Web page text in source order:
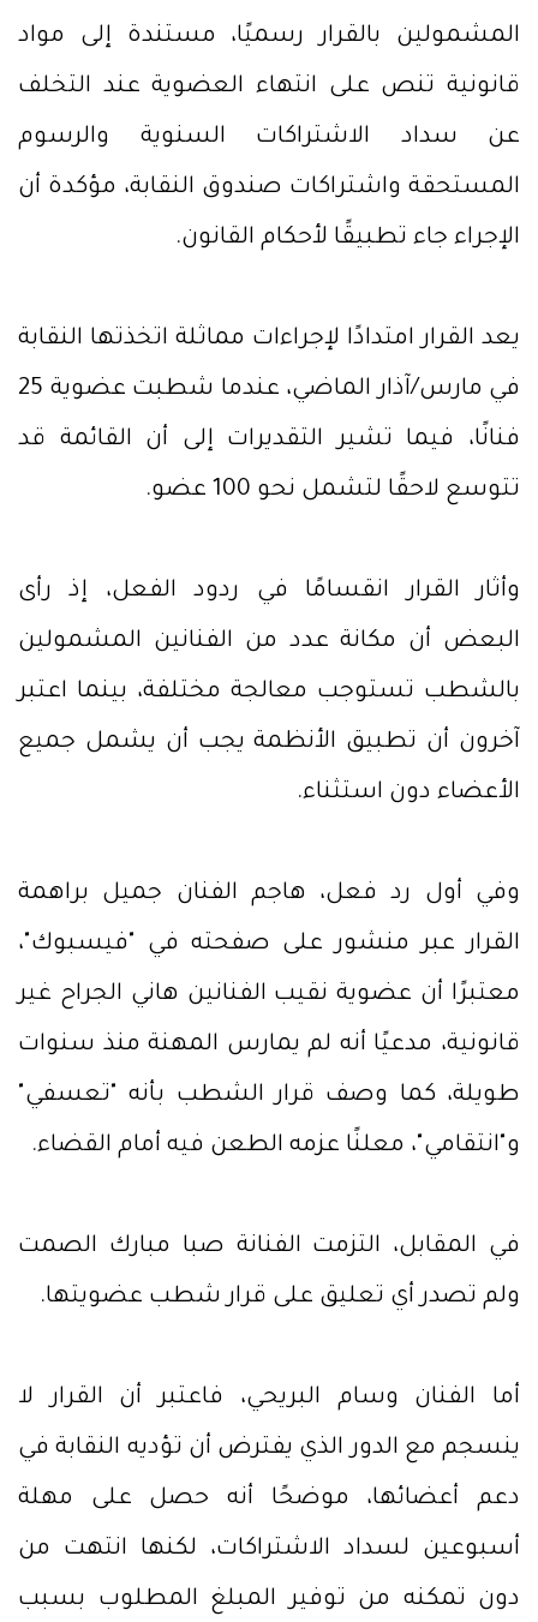
المشمولين بالقرار رسميًا، مستندة إلى مواد
قانونية تنص على انتهاء العضوية عند التخلف
عن سداد الاشتراكات السنوية والرسوم
المستحقة واشتراكات صندوق النقابة، مؤكدة أن
الإجراء جاء تطبيقًا لأحكام القانون.
يعد القرار امتدادًا لإجراءات مماثلة اتخذتها النقابة
في مارس/آذار الماضي، عندما شطبت عضوية 25
فنانًا، فيما تشير التقديرات إلى أن القائمة قد
تتوسع لاحقًا لتشمل نحو 100 عضو.
وأثار القرار انقسامًا في ردود الفعل، إذ رأى
البعض أن مكانة عدد من الفنانين المشمولين
بالشطب تستوجب معالجة مختلفة، بينما اعتبر
آخرون أن تطبيق الأنظمة يجب أن يشمل جميع
الأعضاء دون استثناء.
وفي أول رد فعل، هاجم الفنان جميل براهمة
القرار عبر منشور على صفحته في "فيسبوك"،
معتبرًا أن عضوية نقيب الفنانين هاني الجراح غير
قانونية، مدعيًا أنه لم يمارس المهنة منذ سنوات
طويلة، كما وصف قرار الشطب بأنه "تعسفي"
و"انتقامي"، معلنًا عزمه الطعن فيه أمام القضاء.
في المقابل، التزمت الفنانة صبا مبارك الصمت
ولم تصدر أي تعليق على قرار شطب عضويتها.
أما الفنان وسام البريحي، فاعتبر أن القرار لا
ينسجم مع الدور الذي يفترض أن تؤديه النقابة في
دعم أعضائها، موضحًا أنه حصل على مهلة
أسبوعين لسداد الاشتراكات، لكنها انتهت من
دون تمكنه من توفير المبلغ المطلوب بسبب